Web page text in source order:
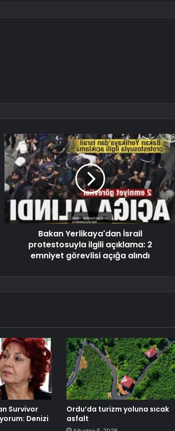
Bakan Yerlikaya'dan İsrail
protestosuyla ilgili açıklama: 2
emniyet görevlisi açığa alındı
Survivor
Denizi
Ordu’da turizm yoluna sıcak
asfalt